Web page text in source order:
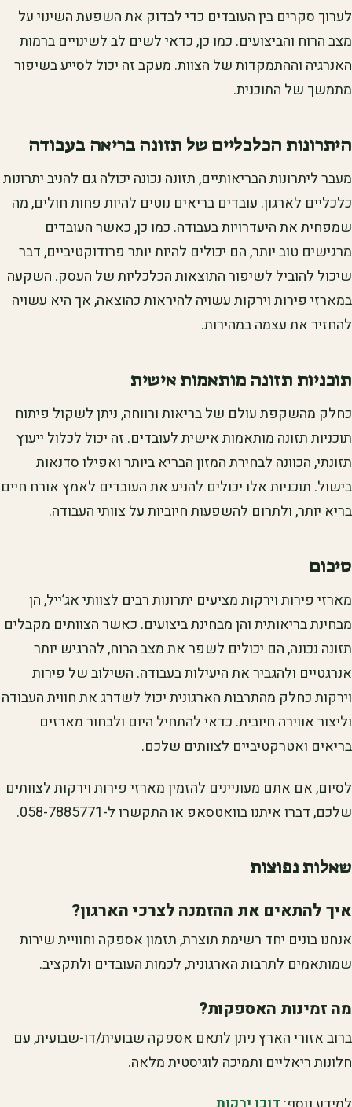
לערוך סקרים בין העובדים כדי לבדוק את השפעת השינוי על
מצב הרוח והביצועים. כמו כן, כדאי לשים לב לשינויים ברמות
האנרגיה וההתמקדות של הצוות. מעקב זה יכול לסייע בשיפור
מתמשך של התוכנית.
היתרונות הכלכליים של תזונה בריאה בעבודה
מעבר ליתרונות הבריאותיים, תזונה נכונה יכולה גם להניב יתרונות
כלכליים לארגון. עובדים בריאים נוטים להיות פחות חולים, מה
שמפחית את היעדרויות בעבודה. כמו כן, כאשר העובדים
מרגישים טוב יותר, הם יכולים להיות יותר פרודוקטיביים, דבר
שיכול להוביל לשיפור התוצאות הכלכליות של העסק. השקעה
במארזי פירות וירקות עשויה להיראות כהוצאה, אך היא עשויה
להחזיר את עצמה במהירות.
תוכניות תזונה מותאמות אישית
כחלק מהשקפת עולם של בריאות ורווחה, ניתן לשקול פיתוח
תוכניות תזונה מותאמות אישית לעובדים. זה יכול לכלול ייעוץ
תזונתי, הכוונה לבחירת המזון הבריא ביותר ואפילו סדנאות
בישול. תוכניות אלו יכולים להניע את העובדים לאמץ אורח חיים
בריא יותר, ולתרום להשפעות חיוביות על צוותי העבודה.
סיכום
מארזי פירות וירקות מציעים יתרונות רבים לצוותי אג’ייל, הן
מבחינת בריאותית והן מבחינת ביצועים. כאשר הצוותים מקבלים
תזונה נכונה, הם יכולים לשפר את מצב הרוח, להרגיש יותר
אנרגטיים ולהגביר את היעילות בעבודה. השילוב של פירות
וירקות כחלק מהתרבות הארגונית יכול לשדרג את חווית העבודה
וליצור אווירה חיובית. כדאי להתחיל היום ולבחור מארזים
בריאים ואטרקטיביים לצוותים שלכם.
לסיום, אם אתם מעוניינים להזמין מארזי פירות וירקות לצוותים
שלכם, דברו איתנו בוואטסאפ או התקשרו ל-058-7885771.
שאלות נפוצות
איך להתאים את ההזמנה לצרכי הארגון?
אנחנו בונים יחד רשימת תוצרת, תזמון אספקה וחוויית שירות
שמותאמים לתרבות הארגונית, לכמות העובדים ולתקציב.
מה זמינות האספקות?
ברוב אזורי הארץ ניתן לתאם אספקה שבועית/דו-שבועית, עם
חלונות ריאליים ותמיכה לוגיסטית מלאה.